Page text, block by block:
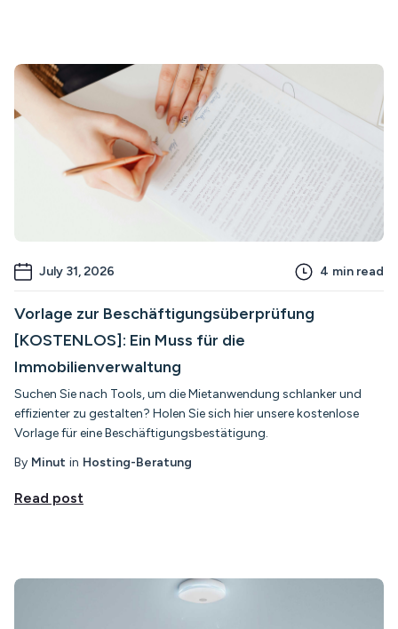
July 31, 2026 4 min read
Vorlage zur Beschäftigungsüberprüfung
[KOSTENLOS]: Ein Muss für die
Immobilienverwaltung
Suchen Sie nach Tools, um die Mietanwendung schlanker und
effizienter zu gestalten? Holen Sie sich hier unsere kostenlose
Vorlage für eine Beschäftigungsbestätigung.
By Minut in Hosting-Beratung
Read post